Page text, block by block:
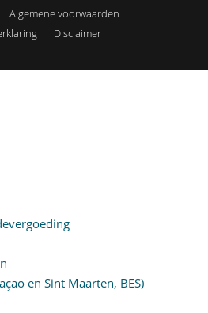
Algemene voorwaarden
Disclaimer
en Sint Maarten, BES)